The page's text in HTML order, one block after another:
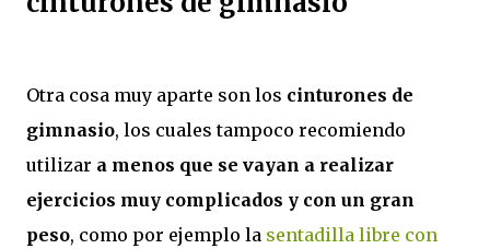
Otra cosa muy aparte son los cinturones de
gimnasio, los cuales tampoco recomiendo
utilizar a menos que se vayan a realizar
ejercicios muy complicados y con un gran
peso, como por ejemplo la sentadilla libre con